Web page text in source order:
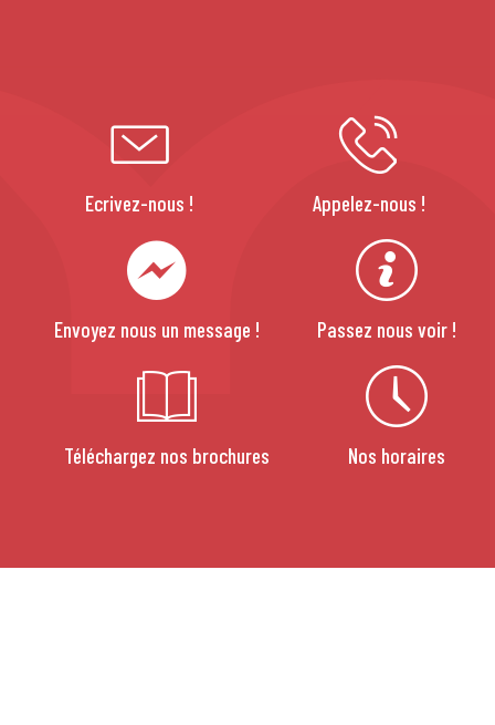
Ecrivez-nous ! Appelez-nous !
Envoyez nous un message ! Passez nous voir !
Téléchargez nos brochures Nos horaires